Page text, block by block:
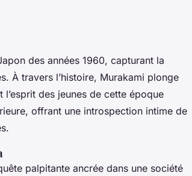
des années 1960, capturant la
À travers l’histoire, Murakami plonge
l’esprit des jeunes de cette époque
offrant une introspection intime de
palpitante ancrée dans une société